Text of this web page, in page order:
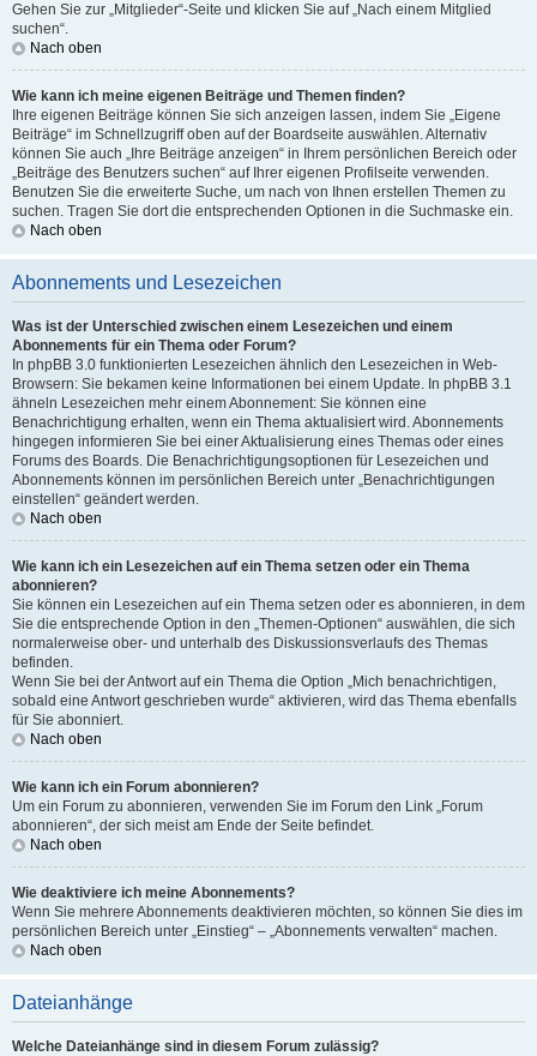
Gehen Sie zur „Mitglieder“-Seite und klicken Sie auf „Nach einem Mitglied
suchen“.
Nach oben
Wie kann ich meine eigenen Beiträge und Themen finden?
Ihre eigenen Beiträge können Sie sich anzeigen lassen, indem Sie „Eigene
Beiträge“ im Schnellzugriff oben auf der Boardseite auswählen. Alternativ
können Sie auch „Ihre Beiträge anzeigen“ in Ihrem persönlichen Bereich oder
„Beiträge des Benutzers suchen“ auf Ihrer eigenen Profilseite verwenden.
Benutzen Sie die erweiterte Suche, um nach von Ihnen erstellen Themen zu
suchen. Tragen Sie dort die entsprechenden Optionen in die Suchmaske ein.
Nach oben
Abonnements und Lesezeichen
Was ist der Unterschied zwischen einem Lesezeichen und einem
Abonnements für ein Thema oder Forum?
In phpBB 3.0 funktionierten Lesezeichen ähnlich den Lesezeichen in Web-
Browsern: Sie bekamen keine Informationen bei einem Update. In phpBB 3.1
ähneln Lesezeichen mehr einem Abonnement: Sie können eine
Benachrichtigung erhalten, wenn ein Thema aktualisiert wird. Abonnements
hingegen informieren Sie bei einer Aktualisierung eines Themas oder eines
Forums des Boards. Die Benachrichtigungsoptionen für Lesezeichen und
Abonnements können im persönlichen Bereich unter „Benachrichtigungen
einstellen“ geändert werden.
Nach oben
Wie kann ich ein Lesezeichen auf ein Thema setzen oder ein Thema
abonnieren?
Sie können ein Lesezeichen auf ein Thema setzen oder es abonnieren, in dem
Sie die entsprechende Option in den „Themen-Optionen“ auswählen, die sich
normalerweise ober- und unterhalb des Diskussionsverlaufs des Themas
befinden.
Wenn Sie bei der Antwort auf ein Thema die Option „Mich benachrichtigen,
sobald eine Antwort geschrieben wurde“ aktivieren, wird das Thema ebenfalls
für Sie abonniert.
Nach oben
Wie kann ich ein Forum abonnieren?
Um ein Forum zu abonnieren, verwenden Sie im Forum den Link „Forum
abonnieren“, der sich meist am Ende der Seite befindet.
Nach oben
Wie deaktiviere ich meine Abonnements?
Wenn Sie mehrere Abonnements deaktivieren möchten, so können Sie dies im
persönlichen Bereich unter „Einstieg“ – „Abonnements verwalten“ machen.
Nach oben
Dateianhänge
Welche Dateianhänge sind in diesem Forum zulässig?